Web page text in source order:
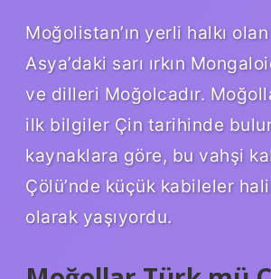
Moğolistan’ın yerli halkı
Asya’daki sarı ırkın
ve dilleri Moğolcadır.
ilk bilgiler Çin tarihinde
kaynaklara göre, bu vahşi
Çölü’nde küçük kabileler
olarak yaşıyordu.